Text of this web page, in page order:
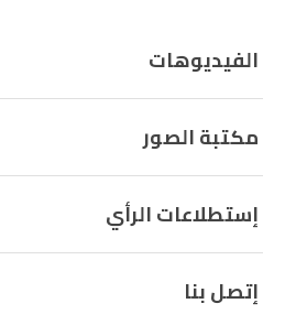
الفيديوهات
مكتبة الصور
إستطلاعات الرأي
إتصل بنا